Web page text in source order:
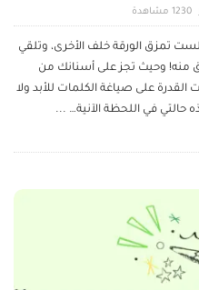
1230 ‎مشاهدة
تمزق الورقة خلف الأخرى، وتلقي
منه! وحيث تجز على أسنانك من
على صياغة الكلمات للأبد ولا
حالتي في اللحظة الآنية… ...